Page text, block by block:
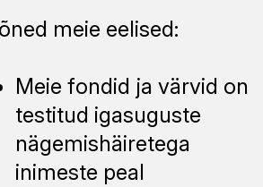
meie eelised:
Meie fondid ja värvid on
testitud igasuguste
nägemishäiretega
inimeste peal